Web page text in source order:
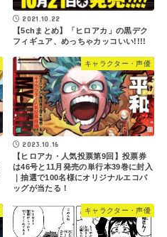
2021.10.22
【5chまとめ】「ヒロアカ」の黒デク
フィギュア、めっちゃカッコいい!!!!
キャラクター・声優
2023.10.16
【ヒロアカ・人気投票第9回】投票券
は46号と11月発売の単行本39巻に封入
｜抽選で100名様にオリジナルエコバ
ッグが当たる！
キャラクター・声優